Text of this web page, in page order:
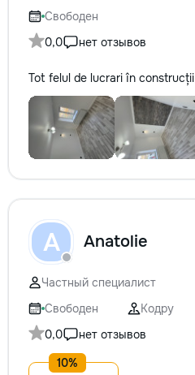
Свободен
0,0
нет отзывов
Tot felul de lucrari în construcții
A Anatolie
Частный специалист
Свободен
Кодру
0,0
нет отзывов